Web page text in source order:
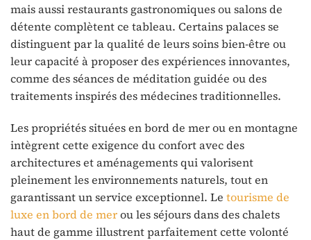
mais aussi restaurants gastronomiques ou salons de
détente complètent ce tableau. Certains palaces se
distinguent par la qualité de leurs soins bien-être ou
leur capacité à proposer des expériences innovantes,
comme des séances de méditation guidée ou des
traitements inspirés des médecines traditionnelles.
Les propriétés situées en bord de mer ou en montagne
intègrent cette exigence du confort avec des
architectures et aménagements qui valorisent
pleinement les environnements naturels, tout en
garantissant un service exceptionnel. Le tourisme de
luxe en bord de merou les séjours dans des chalets
haut de gamme illustrent parfaitement cette volonté